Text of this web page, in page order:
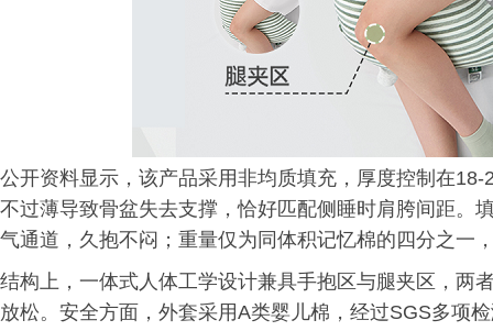
公开资料显示，该产品采用非均质填充，厚度控制在
不过薄导致骨盆失去支撑，恰好匹配侧睡时肩胯间距。
气通道，久抱不闷；重量仅为同体积记忆棉的四分之一
结构上，一体式人体工学设计兼具手抱区与腿夹区，两
放松。安全方面，外套采用A类婴儿棉，经过SGS多项